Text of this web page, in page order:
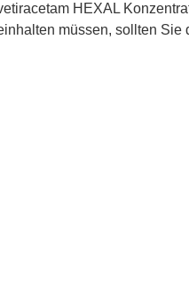
HEXAL
müssen, sollten Sie